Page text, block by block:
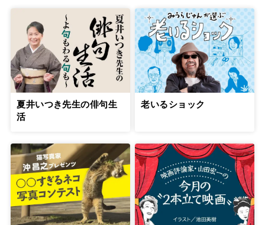
夏井いつき先生の俳句生
活
老いるショック